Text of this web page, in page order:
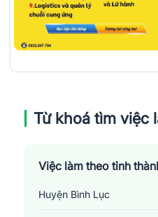
Từ khoá tìm việc
Việc làm theo tỉnh
Huyện Bình Lục